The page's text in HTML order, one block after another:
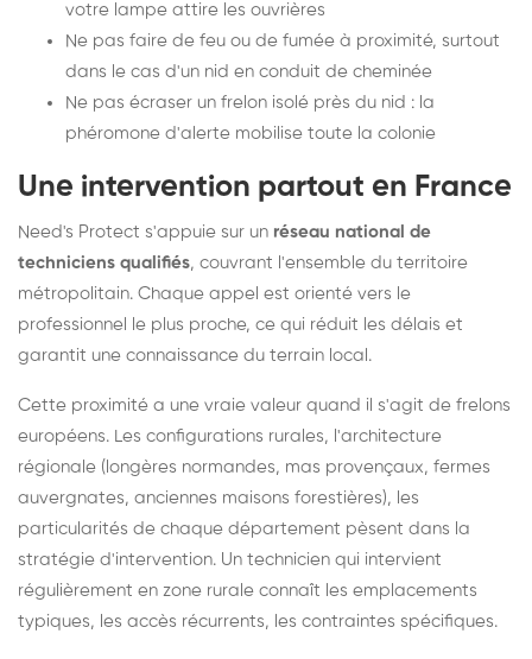
votre lampe attire les ouvrières
Ne pas faire de feu ou de fumée à proximité, surtout
dans le cas d'un nid en conduit de cheminée
Ne pas écraser un frelon isolé près du nid : la
phéromone d'alerte mobilise toute la colonie
Une intervention partout en France
Need's Protect s'appuie sur un réseau national de
techniciens qualifiés, couvrant l'ensemble du territoire
métropolitain. Chaque appel est orienté vers le
professionnel le plus proche, ce qui réduit les délais et
garantit une connaissance du terrain local.
Cette proximité a une vraie valeur quand il s'agit de frelons
européens. Les configurations rurales, l'architecture
régionale (longères normandes, mas provençaux, fermes
auvergnates, anciennes maisons forestières), les
particularités de chaque département pèsent dans la
stratégie d'intervention. Un technicien qui intervient
régulièrement en zone rurale connaît les emplacements
typiques, les accès récurrents, les contraintes spécifiques.